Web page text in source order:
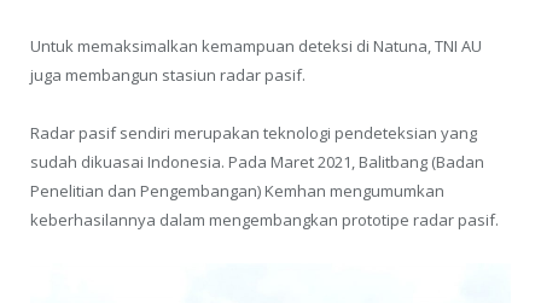
Untuk memaksimalkan kemampuan deteksi di Natuna, TNI AU
juga membangun stasiun radar pasif.
Radar pasif sendiri merupakan teknologi pendeteksian yang
sudah dikuasai Indonesia. Pada Maret 2021, Balitbang (Badan
Penelitian dan Pengembangan) Kemhan mengumumkan
keberhasilannya dalam mengembangkan prototipe radar pasif.